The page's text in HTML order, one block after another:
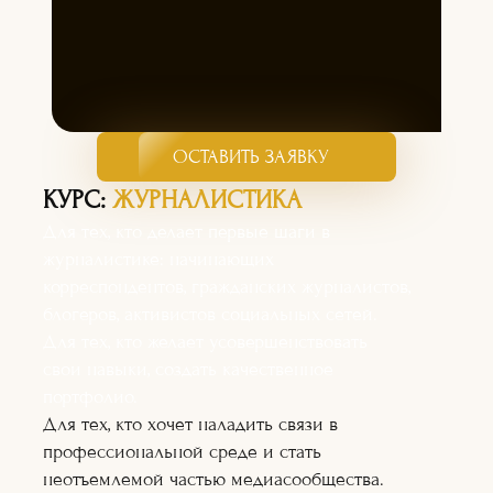
ОСТАВИТЬ ЗАЯВКУ
КУРС: ЖУРНАЛИСТИКА
Для тех, кто хочет наладить связи в
профессиональной среде и стать
неотъемлемой частью медиасообщества.